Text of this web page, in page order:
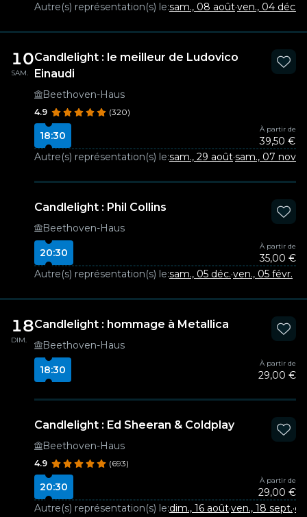
Autre(s) représentation(s) le:sam., 08 août·ven., 04 déc.
10
SAM.
Candlelight : le meilleur de Ludovico
Einaudi
Beethoven-Haus
4.9 (320)
18:30
À partir de
39,50 €
Autre(s) représentation(s) le:sam., 29 août·sam., 07 nov.
Candlelight : Phil Collins
Beethoven-Haus
20:30
À partir de
35,00 €
Autre(s) représentation(s) le:sam., 05 déc.·ven., 05 févr.
18
DIM.
Candlelight : hommage à Metallica
Beethoven-Haus
18:30
À partir de
29,00 €
Candlelight : Ed Sheeran & Coldplay
Beethoven-Haus
4.9 (693)
20:30
À partir de
29,00 €
Autre(s) représentation(s) le:dim., 16 août·ven., 18 sept.·